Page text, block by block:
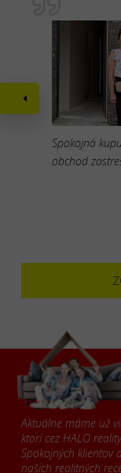
Spokojná
obchod
Aktuálne máme už
ktorí cez HALO
Spokojných klientov
našich realitných